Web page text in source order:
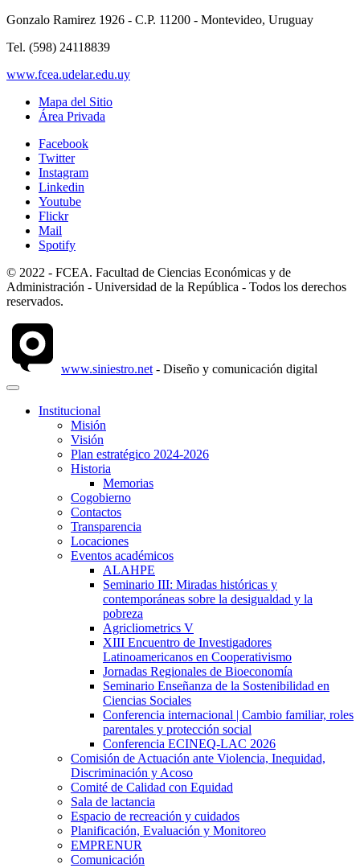
Gonzalo Ramirez 1926 - C.P. 11200 - Montevideo, Uruguay
Tel. (598) 24118839
www.fcea.udelar.edu.uy
Mapa del Sitio
Área Privada
Facebook
Twitter
Instagram
Linkedin
Youtube
Flickr
Mail
Spotify
© 2022 - FCEA. Facultad de Ciencias Económicas y de
Administración - Universidad de la República - Todos los derechos
reservados.
www.siniestro.net - Diseño y comunicación digital
Institucional
Misión
Visión
Plan estratégico 2024-2026
Historia
Memorias
Cogobierno
Contactos
Transparencia
Locaciones
Eventos académicos
ALAHPE
Seminario III: Miradas históricas y
contemporáneas sobre la desigualdad y la
pobreza
Agricliometrics V
XIII Encuentro de Investigadores
Latinoamericanos en Cooperativismo
Jornadas Regionales de Bioeconomía
Seminario Enseñanza de la Sostenibilidad en
Ciencias Sociales
Conferencia internacional | Cambio familiar, roles
parentales y protección social
Conferencia ECINEQ-LAC 2026
Comisión de Actuación ante Violencia, Inequidad,
Discriminación y Acoso
Comité de Calidad con Equidad
Sala de lactancia
Espacio de recreación y cuidados
Planificación, Evaluación y Monitoreo
EMPRENUR
Comunicación